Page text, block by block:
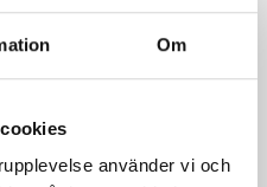
Om
använder vi och
Kampanj